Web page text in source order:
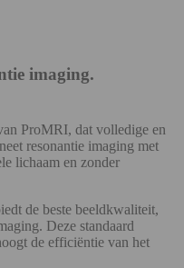
imaging.
ProMRI, dat volledige en
resonantie imaging met
lichaam en zonder
de beste beeldkwaliteit,
Deze standaard
de efficiëntie van het